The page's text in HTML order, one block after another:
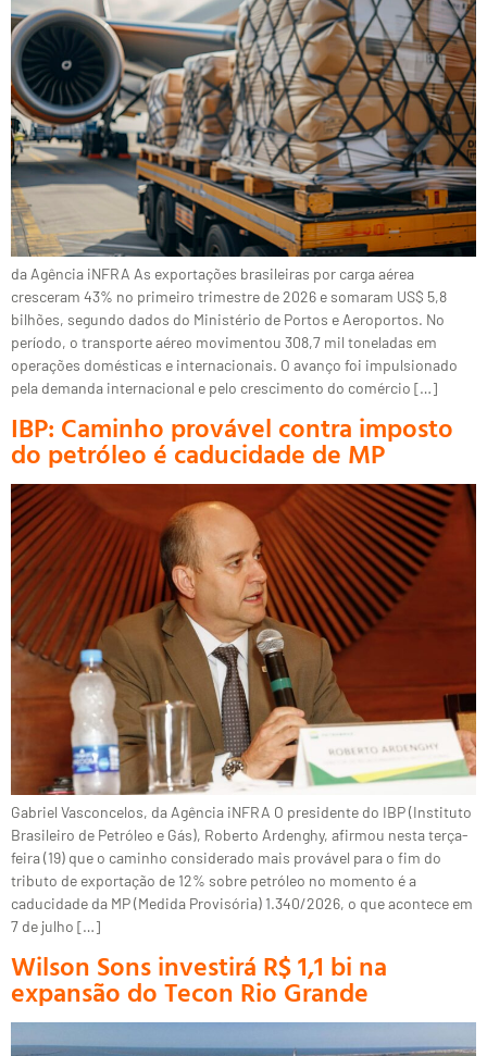
da Agência iNFRA As exportações brasileiras por carga aérea
cresceram 43% no primeiro trimestre de 2026 e somaram US$ 5,8
bilhões, segundo dados do Ministério de Portos e Aeroportos. No
período, o transporte aéreo movimentou 308,7 mil toneladas em
operações domésticas e internacionais. O avanço foi impulsionado
pela demanda internacional e pelo crescimento do comércio […]
IBP: Caminho provável contra imposto
do petróleo é caducidade de MP
Gabriel Vasconcelos, da Agência iNFRA O presidente do IBP (Instituto
Brasileiro de Petróleo e Gás), Roberto Ardenghy, afirmou nesta terça-
feira (19) que o caminho considerado mais provável para o fim do
tributo de exportação de 12% sobre petróleo no momento é a
caducidade da MP (Medida Provisória) 1.340/2026, o que acontece em
7 de julho […]
Wilson Sons investirá R$ 1,1 bi na
expansão do Tecon Rio Grande